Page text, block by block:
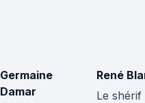
Germaine
Damar
René
Le shérif